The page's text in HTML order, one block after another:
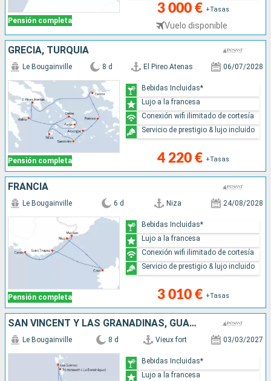
Pensión completa
3 000 € +Tasas
Vuelo disponible
GRECIA, TURQUÍA
Pensión completa
Le Bougainville 8 d El Pireo Atenas 06/07/2028
4 220 € +Tasas
Bebidas Incluidas*
Lujo a la francesa
Conexión wifi ilimitado de cortesía
Servicio de prestigio & lujo incluido
FRANCIA
Pensión completa
Le Bougainville 6 d Niza 24/08/2028
3 010 € +Tasas
Bebidas Incluidas*
Lujo a la francesa
Conexión wifi ilimitado de cortesía
Servicio de prestigio & lujo incluido
SAN VINCENT Y LAS GRANADINAS, GUADALUPE, DOMINICA, SANTA LUCIA
Le Bougainville 8 d Vieux fort 03/03/2027
Bebidas Incluidas*
Lujo a la francesa